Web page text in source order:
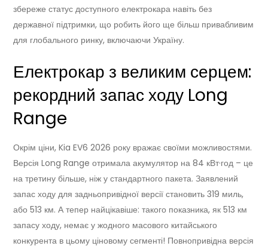
збереже статус доступного електрокара навіть без
державної підтримки, що робить його ще більш привабливим
для глобального ринку, включаючи Україну.
Електрокар з великим серцем:
рекордний запас ходу Long
Range
Окрім ціни, Kia EV6 2026 року вражає своїми можливостями.
Версія Long Range отримала акумулятор на 84 кВт·год – це
на третину більше, ніж у стандартного пакета. Заявлений
запас ходу для задньопривідної версії становить 319 миль,
або 513 км. А тепер найцікавіше: такого показника, як 513 км
запасу ходу, немає у жодного масового китайського
конкурента в цьому ціновому сегменті! Повнопривідна версія